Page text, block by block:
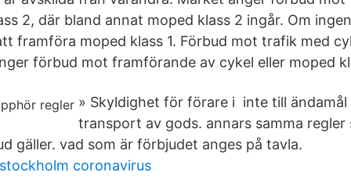
2, där bland annat moped klass 2 ingår. Om
framföra moped klass 1. Förbud mot trafik med
förbud mot framförande av cykel eller moped
» Skyldighet för förare i inte till ändamål
transport av gods. annars samma regler
gäller. vad som är förbjudet anges på tavla.
coronavirus